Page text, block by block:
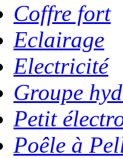
Coffre fort
Eclairage
Electricité
Groupe
Petit
Poêle à